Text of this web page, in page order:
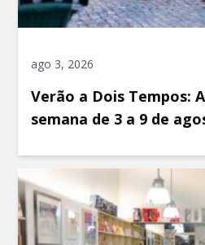
ago 3, 2026
Verão a Dois Tempos:
semana de 3 a 9 de